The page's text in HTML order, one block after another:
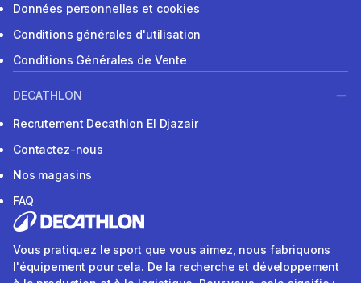
Données personnelles et cookies
Conditions générales d'utilisation
Conditions Générales de Vente
DECATHLON
Recrutement Decathlon El Djazair
Contactez-nous
Nos magasins
FAQ
Vous pratiquez le sport que vous aimez, nous fabriquons
l'équipement pour cela. De la recherche et développement